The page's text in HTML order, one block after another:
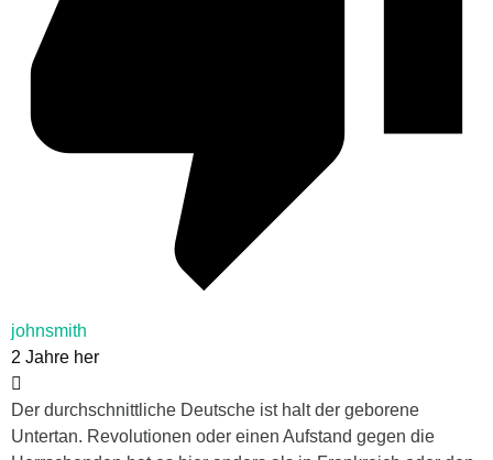
johnsmith
2 Jahre her
Der durchschnittliche Deutsche ist halt der geborene
Untertan. Revolutionen oder einen Aufstand gegen die